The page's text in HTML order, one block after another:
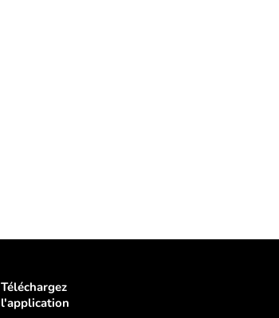
Téléchargez
l'application